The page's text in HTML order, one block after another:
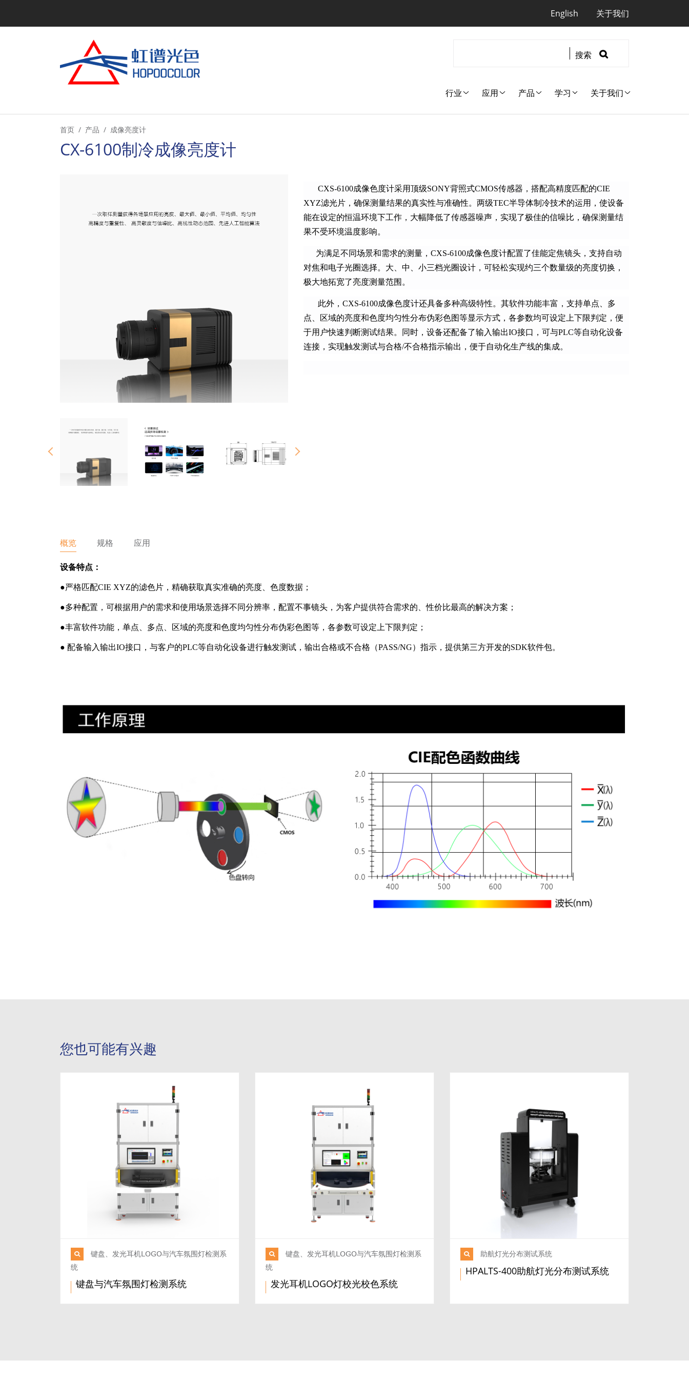
English Quicklinks
关于我们
搜索
行业 应用 产品 学习 关于我们
首页 产品 成像亮度计
CX-6100制冷成像亮度计
CXS-6100成像色度计采用顶级SONY背照式CMOS传感器，搭配高精度匹配的CIE
XYZ滤光片，确保测量结果的真实性与准确性。两级TEC半导体制冷技术的运用，使设备
能在设定的恒温环境下工作，大幅降低了传感器噪声，实现了极佳的信噪比，确保测量结
果不受环境温度影响。
为满足不同场景和需求的测量，CXS-6100成像色度计配置了佳能定焦镜头，支持自动
对焦和电子光圈选择。大、中、小三档光圈设计，可轻松实现约三个数量级的亮度切换，
极大地拓宽了亮度测量范围。
此外，CXS-6100成像色度计还具备多种高级特性。其软件功能丰富，支持单点、多
点、区域的亮度和色度均匀性分布伪彩色图等显示方式，各参数均可设定上下限判定，便
于用户快速判断测试结果。同时，设备还配备了输入输出IO接口，可与PLC等自动化设备
连接，实现触发测试与合格/不合格指示输出，便于自动化生产线的集成。
概览 规格 应用
设备特点：
●严格匹配CIE XYZ的滤⾊⽚，精确获取真实准确的亮度、⾊度数据；
●多种配置，可根据用户的需求和使用场景选择不同分辨率，配置不事镜头，为客户提供符合需求的、性价比最高的解决方案；
●丰富软件功能，单点、多点、区域的亮度和色度均匀性分布伪彩色图等，各参数可设定上下限判定；
● 配备输入输出IO接口，与客户的PLC等自动化设备进行触发测试，输出合格或不合格（PASS/NG）指示，提供第三方开发的SDK软件包。
您也可能有兴趣
键盘、发光耳机LOGO与汽车氛围灯检测系
统
键盘与汽车氛围灯检测系统
键盘、发光耳机LOGO与汽车氛围灯检测系
统
发光耳机LOGO灯校光校色系统
助航灯光分布测试系统
HPALTS-400助航灯光分布测试系统